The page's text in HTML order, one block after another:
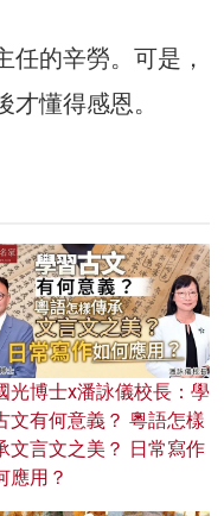
任的辛勞。可是，
懂得感恩。
光博士x潘詠儀校長：學
文有何意義？ 粵語怎樣
文言文之美？ 日常寫作
應用？